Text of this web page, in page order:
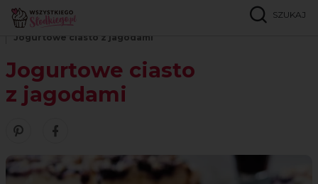
SZUKAJ
Strona główna
Jogurtowe ciasto z jagodami
Jogurtowe ciasto
z jagodami
Zobacz nasze piny w serwisie Pinterest
Udostępnij ten przepis w serwisie Facebook